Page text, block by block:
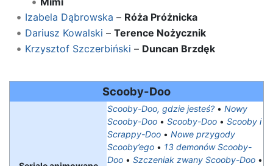
Izabela Dąbrowska – Róża Próżnicka
Dariusz Kowalski – Terence Nożycznik
Krzysztof Szczerbiński – Duncan Brzdęk
Scooby-Doo
Scooby-Doo, gdzie jesteś? • Nowy
Scooby-Doo • Scooby-Doo • Scooby i
Scrappy-Doo • Nowe przygody
Scooby’ego • 13 demonów Scooby-
Doo • Szczeniak zwany Scooby-Doo •